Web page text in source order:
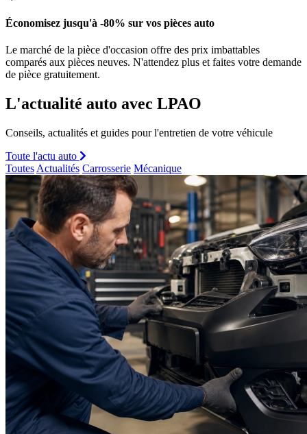
Économisez jusqu'à -80% sur vos pièces auto
Le marché de la pièce d'occasion offre des prix imbattables
comparés aux pièces neuves. N'attendez plus et faites votre demande
de pièce gratuitement.
L'actualité auto avec LPAO
Conseils, actualités et guides pour l'entretien de votre véhicule
Toute l'actu auto
Toutes Actualités Carrosserie Mécanique